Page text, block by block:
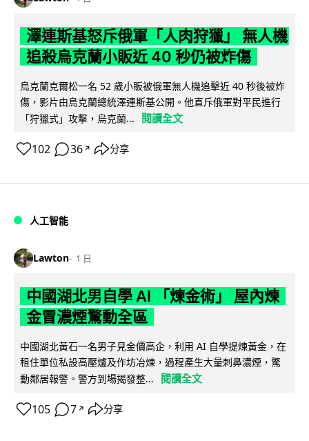
澤連斯基怒斥俄軍「人肉狩獵」 無人機
追殺烏克蘭小販近 40 秒仍被炸傷
烏克蘭克爾松一名 52 歲小販被俄軍無人機追擊近 40 秒後被炸
傷，影片由烏克蘭總統澤連斯基公開。他直斥俄軍對平民進行
「狩獵式」攻擊，烏克蘭...
閱讀全文
102 36 ↗ 分享
人工智能
Lawton 1 日
中國湖北男自學 AI 「煉金術」 屋內煉
金冒濃煙驚動全區
中國湖北黃石一名男子見金價高企，利用 AI 自學提煉黃金，在
租住單位私設高壓爐及作坊冶煉，過程產生大量刺鼻濃煙，驚
動鄰居報警。警方到場揭發整...
閱讀全文
105 7 ↗ 分享